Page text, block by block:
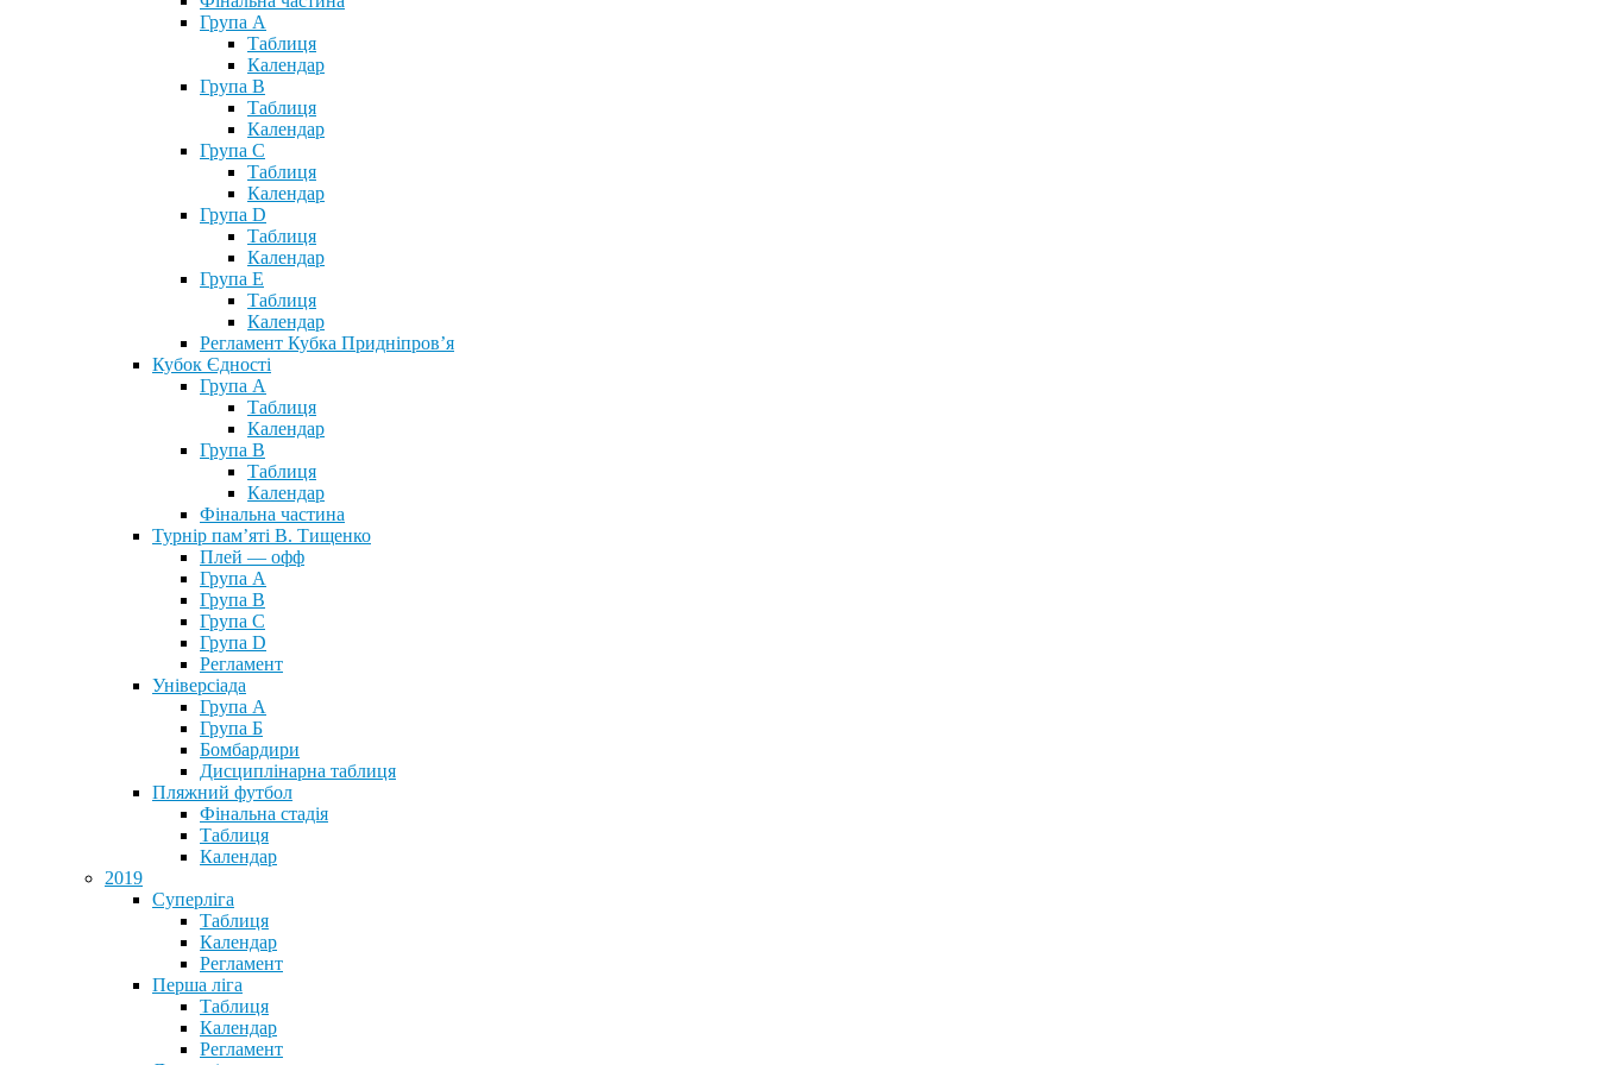
Група А
Таблиця
Календар
Група В
Таблиця
Календар
Група С
Таблиця
Календар
Група D
Таблиця
Календар
Група Е
Таблиця
Календар
Регламент Кубка Придніпров’я
Кубок Єдності
Група А
Таблиця
Календар
Група В
Таблиця
Календар
Фінальна частина
Турнір пам’яті В. Тищенко
Плей — офф
Група А
Група B
Група С
Група D
Регламент
Універсіада
Група А
Група Б
Бомбардири
Дисциплінарна таблиця
Пляжний футбол
Фінальна стадія
Таблиця
Календар
2019
Суперліга
Таблиця
Календар
Регламент
Перша ліга
Таблиця
Календар
Регламент